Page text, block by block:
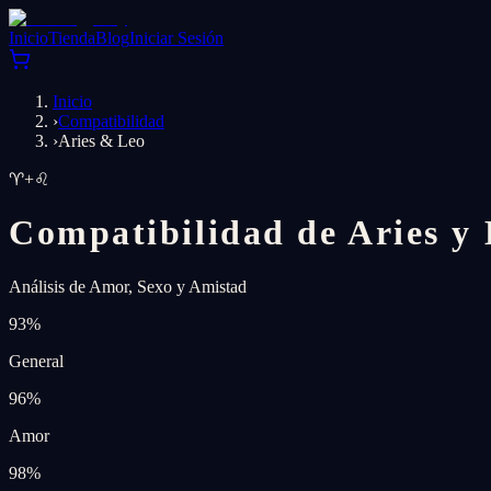
InicioTiendaBlogIniciar Sesión
Inicio
›Compatibilidad
›Aries & Leo
♈+♌
Compatibilidad de Aries y
Análisis de Amor, Sexo y Amistad
93%
General
96%
Amor
98%